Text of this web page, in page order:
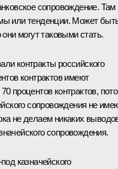
сопровождение. Там
или тенденции. Может
могут таковыми стать.
контракты российского
контрактов имеют
процентов контрактов,
сопровождения не
не делаем никаких
сопровождения.
казначейского